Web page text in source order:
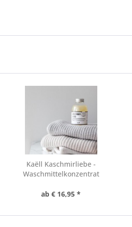
Kaëll Kaschmirliebe -
Waschmittelkonzentrat
ab € 16,95 *